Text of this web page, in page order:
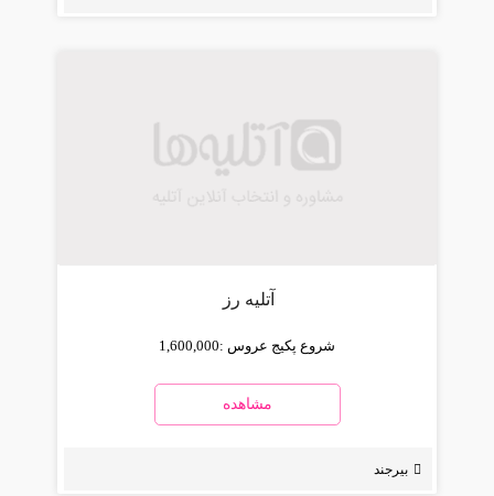
آتلیه رز
شروع پکیج عروس :1,600,000
مشاهده
بیرجند